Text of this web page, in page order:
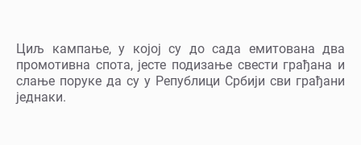
Циљ кампање, у којој су до сада емитована два
промотивна спота, јесте подизање свести грађана и
слање поруке да су у Републици Србији сви грађани
једнаки.